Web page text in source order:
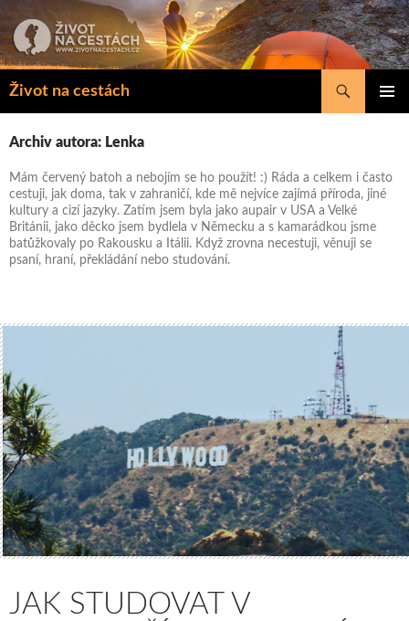
k
obsahu
Život na cestách
Hledat
Archiv autora: Lenka
Mám červený batoh a nebojím se ho použít! :) Ráda a celkem i často
cestuji, jak doma, tak v zahraničí, kde mě nejvíce zajímá příroda, jiné
kultury a cizí jazyky. Zatím jsem byla jako aupair v USA a Velké
Británii, jako děcko jsem bydlela v Německu a s kamarádkou jsme
batůžkovaly po Rakousku a Itálii. Když zrovna necestuji, věnuji se
psaní, hraní, překládání nebo studování.
JAK STUDOVAT V